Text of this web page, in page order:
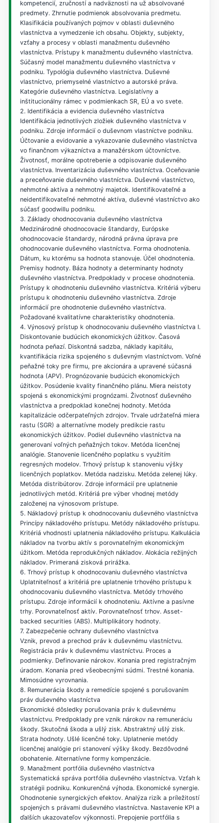
kompetencií, zručností a nadväznosti na už absolvované
predmety. Zhrnutie podmienok absolvovania predmetu.
Klasifikácia používaných pojmov v oblasti duševného
vlastníctva a vymedzenie ich obsahu. Objekty, subjekty,
vzťahy a procesy v oblasti manažmentu duševného
vlastníctva. Prístupy k manažmentu duševného vlastníctva.
Súčasný model manažmentu duševného vlastníctva v
podniku. Typológia duševného vlastníctva. Duševné
vlastníctvo, priemyselné vlastníctvo a autorské práva.
Kategórie duševného vlastníctva. Legislatívny a
inštitucionálny rámec v podmienkach SR, EÚ a vo svete.
2. Identifikácia a evidencia duševného vlastníctva
Identifikácia jednotlivých zložiek duševného vlastníctva v
podniku. Zdroje informácií o duševnom vlastníctve podniku.
Účtovanie a evidovanie a vykazovanie duševného vlastníctva
vo finančnom výkazníctva a manažérskom účtovníctve.
Životnosť, morálne opotrebenie a odpisovanie duševného
vlastníctva. Inventarizácia duševného vlastníctva. Oceňovanie
a preceňovanie duševného vlastníctva. Duševné vlastníctvo,
nehmotné aktíva a nehmotný majetok. Identifikovateľné a
neidentifikovateľné nehmotné aktíva, duševné vlastníctvo ako
súčasť goodwillu podniku.
3. Základy ohodnocovania duševného vlastníctva
Medzinárodné ohodnocovacie štandardy, Európske
ohodnocovacie štandardy, národná právna úprava pre
ohodnocovanie duševného vlastníctva. Forma ohodnotenia.
Dátum, ku ktorému sa hodnota stanovuje. Účel ohodnotenia.
Premisy hodnoty. Báza hodnoty a determinanty hodnoty
duševného vlastníctva. Predpoklady v procese ohodnotenia.
Prístupy k ohodnoteniu duševného vlastníctva. Kritériá výberu
prístupu k ohodnoteniu duševného vlastníctva. Zdroje
informácií pre ohodnotenie duševného vlastníctva.
Požadované kvalitatívne charakteristiky ohodnotenia.
4. Výnosový prístup k ohodnocovaniu duševného vlastníctva I.
Diskontovanie budúcich ekonomických úžitkov. Časová
hodnota peňazí. Diskontná sadzba, náklady kapitálu,
kvantifikácia rizika spojeného s duševným vlastníctvom. Voľné
peňažné toky pre firmu, pre akcionára a upravené súčasná
hodnota (APV). Prognózovanie budúcich ekonomických
úžitkov. Posúdenie kvality finančného plánu. Miera neistoty
spojená s ekonomickými prognózami. Životnosť duševného
vlastníctva a predpoklad konečnej hodnoty. Metóda
kapitalizácie odčerpateľných zdrojov. Trvale udržateľná miera
rastu (SGR) a alternatívne modely predikcie rastu
ekonomických úžitkov. Podiel duševného vlastníctva na
generovaní voľných peňažných tokov. Metóda licenčnej
analógie. Stanovenie licenčného poplatku s využitím
regresných modelov. Trhový prístup k stanoveniu výšky
licenčných poplatkov. Metóda nadzisku. Metóda zelenej lúky.
Metóda distribútorov. Zdroje informácií pre uplatnenie
jednotlivých metód. Kritériá pre výber vhodnej metódy
založenej na výnosovom prístupe.
5. Nákladový prístup k ohodnocovaniu duševného vlastníctva
Princípy nákladového prístupu. Metódy nákladového prístupu.
Kritériá vhodnosti uplatnenia nákladového prístupu. Kalkulácia
nákladov na tvorbu aktív s porovnateľným ekonomickým
úžitkom. Metóda reprodukčných nákladov. Alokácia režijných
nákladov. Primeraná zisková prirážka.
6. Trhový prístup k ohodnocovaniu duševného vlastníctva
Uplatniteľnosť a kritériá pre uplatnenie trhového prístupu k
ohodnocovaniu duševného vlastníctva. Metódy trhového
prístupu. Zdroje informácií k ohodnoteniu. Aktívne a pasívne
trhy. Porovnateľnosť aktív. Porovnateľnosť trhov. Asset-
backed securities (ABS). Multiplikátory hodnoty.
7. Zabezpečenie ochrany duševného vlastníctva
Vznik, prevod a prechod práv k duševnému vlastníctvu.
Registrácia práv k duševnému vlastníctvu. Proces a
podmienky. Definovanie nárokov. Konania pred registračným
úradom. Konania pred všeobecnými súdmi. Trestné konania.
Mimosúdne vyrovnania.
8. Remunerácia škody a remedície spojené s porušovaním
práv duševného vlastníctva
Ekonomické dôsledky porušovania práv k duševnému
vlastníctvu. Predpoklady pre vznik nárokov na remuneráciu
škody. Skutočná škoda a ušlý zisk. Abstraktný ušlý zisk.
Strata hodnoty. Ušlé licenčné toky. Uplatnenie metódy
licenčnej analógie pri stanovení výšky škody. Bezdôvodné
obohatenie. Alternatívne formy kompenzácie.
9. Manažment portfólia duševného vlastníctva
Systematická správa portfólia duševného vlastníctva. Vzťah k
stratégii podniku. Konkurenčná výhoda. Ekonomické synergie.
Ohodnotenie synergických efektov. Analýza rizík a príležitostí
spojených s právami duševného vlastníctva. Nastavenie KPI a
ďalších ukazovateľov výkonnosti. Prepojenie portfólia s